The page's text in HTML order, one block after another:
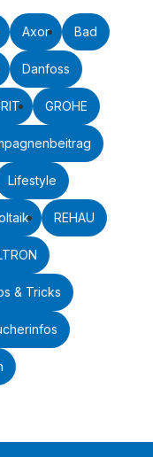
Axor Bad
Danfoss
GROHE
Lifestyle
REHAU
& Tricks